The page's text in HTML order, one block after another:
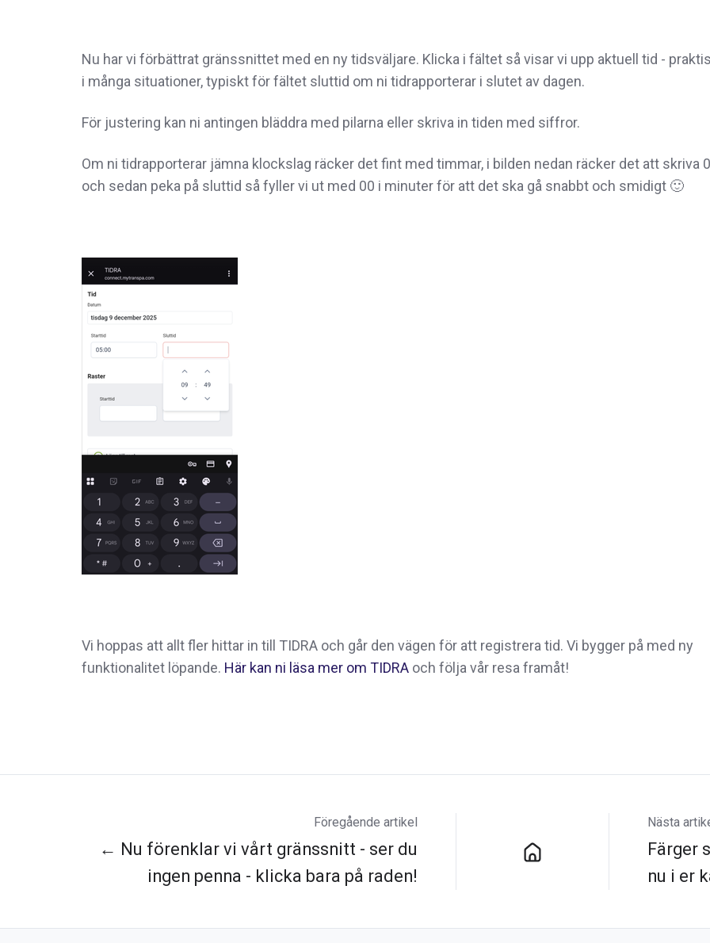
Nu har vi förbättrat gränssnittet med en ny tidsväljare. Klicka i fältet så visar vi upp aktuell tid -
i många situationer, typiskt för fältet sluttid om ni tidrapporterar i slutet av dagen.
För justering kan ni antingen bläddra med pilarna eller skriva in tiden med siffror.
Om ni tidrapporterar jämna klockslag räcker det fint med timmar, i bilden nedan räcker det att skriva
och sedan peka på sluttid så fyller vi ut med 00 i minuter för att det ska gå snabbt och smidigt 🙂
Vi hoppas att allt fler hittar in till TIDRA och går den vägen för att registrera tid. Vi bygger på med ny
funktionalitet löpande. Här kan ni läsa mer om TIDRA och följa vår resa framåt!
Föregående artikel
← Nu förenklar vi vårt gränssnitt - ser du
ingen penna - klicka bara på raden!
Nästa
Färger
nu i er